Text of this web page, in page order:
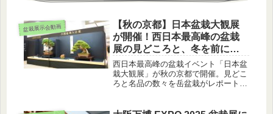
盆栽展示会動画
【秋の京都】日本盆栽大観展
が開催！西日本最高峰の盆栽
展の見どころと、冬を前に考
える「名木の整理」
西日本最高峰の盆栽イベント「日本盆
栽大観展」が秋の京都で開催。見どこ
ろと名品の数々を岳盆栽がレポート。